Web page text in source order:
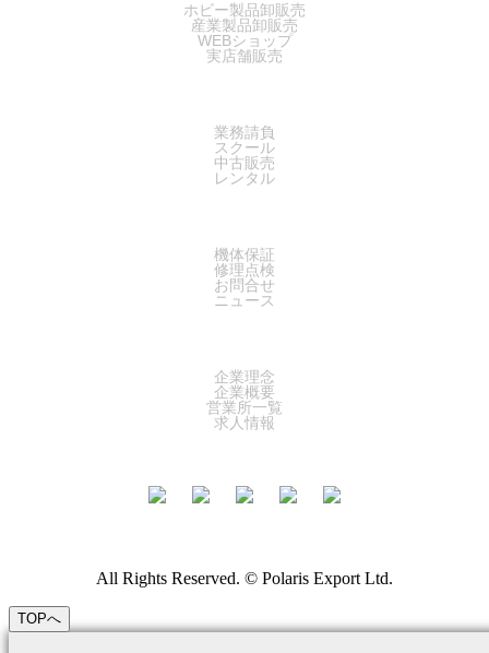
ホビー製品卸販売
産業製品卸販売
WEBショップ
実店舗販売
業務請負
スクール
中古販売
レンタル
機体保証
修理点検
お問合せ
ニュース
企業理念
企業概要
営業所一覧
求人情報
All Rights Reserved. © Polaris Export Ltd.
TOPへ